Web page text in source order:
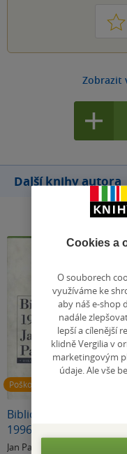
1
Zobrazit
Další knihy autora
Poškozené
Bibliografie 1928-
1996 Jan Patočka
(poškozená)
Jan Patočka
Cookies a
O souborech
využíváme ke
aby náš e-shop
nadále
lepší a cílenější
klidně Vergilia v
marketingovým
údaje. Ale vše